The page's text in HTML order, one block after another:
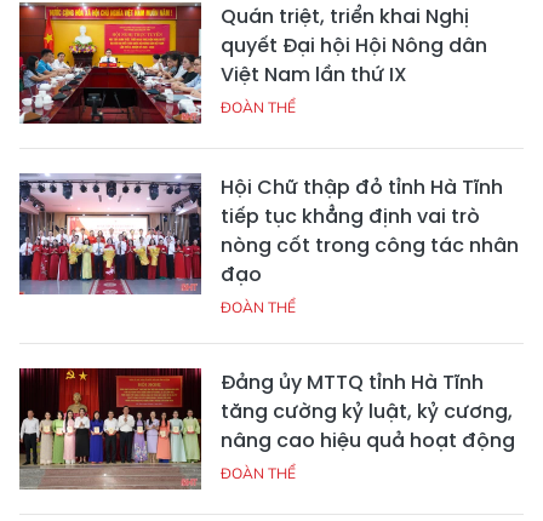
Quán triệt, triển khai Nghị
quyết Đại hội Hội Nông dân
Việt Nam lần thứ IX
ĐOÀN THỂ
Hội Chữ thập đỏ tỉnh Hà Tĩnh
tiếp tục khẳng định vai trò
nòng cốt trong công tác nhân
đạo
ĐOÀN THỂ
Đảng ủy MTTQ tỉnh Hà Tĩnh
tăng cường kỷ luật, kỷ cương,
nâng cao hiệu quả hoạt động
ĐOÀN THỂ